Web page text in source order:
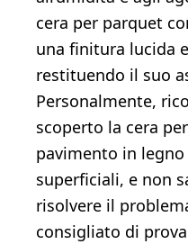
cera per parquet
una finitura lucida
restituendo il suo
Personalmente,
scoperto la cera
pavimento in
superficiali, e non
risolvere il
consigliato di